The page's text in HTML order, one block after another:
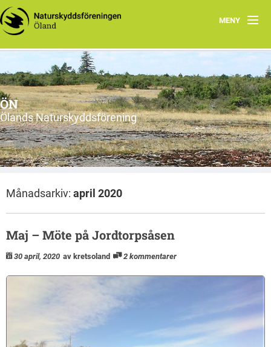
MENY
Hem
Om ÖN
Aktiviteter
ÖN tycker
Natur- och miljöorganisationer på Öland
ÖN
Ölands Naturskyddsförening
Månadsarkiv: april 2020
Maj – Möte på Jordtorpsåsen
30 april, 2020 av kretsoland 2 kommentarer